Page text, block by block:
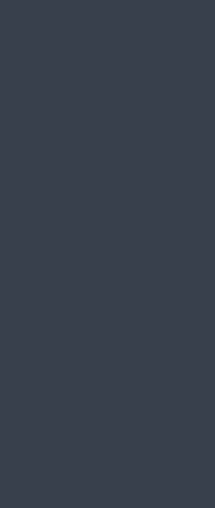
La Universidad
propuestas de
contrato colectivo,